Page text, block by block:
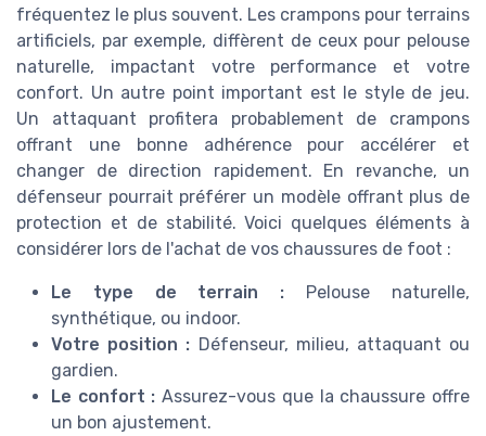
fréquentez le plus souvent. Les crampons pour terrains
artificiels, par exemple, diffèrent de ceux pour pelouse
naturelle, impactant votre performance et votre
confort. Un autre point important est le style de jeu.
Un attaquant profitera probablement de crampons
offrant une bonne adhérence pour accélérer et
changer de direction rapidement. En revanche, un
défenseur pourrait préférer un modèle offrant plus de
protection et de stabilité. Voici quelques éléments à
considérer lors de l'achat de vos chaussures de foot :
Le type de terrain : Pelouse naturelle,
synthétique, ou indoor.
Votre position : Défenseur, milieu, attaquant ou
gardien.
Le confort : Assurez-vous que la chaussure offre
un bon ajustement.